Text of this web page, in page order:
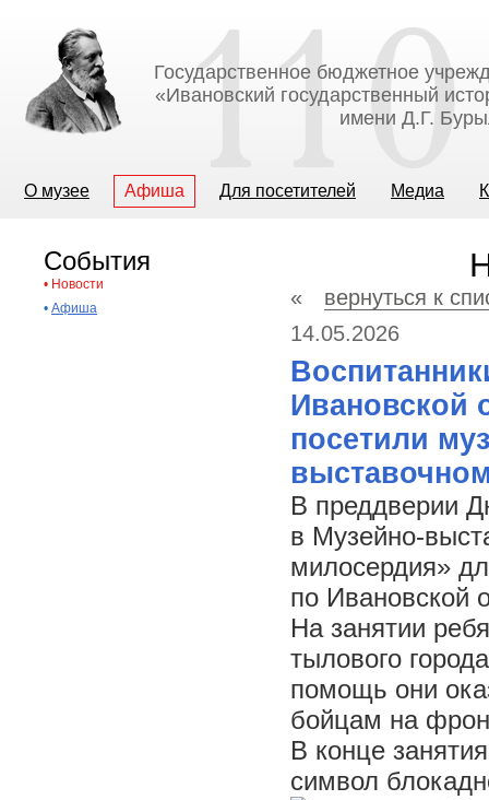
Государственное бюджетное
«Ивановский государственный
имени Д.Г.
О музее Афиша Для посетителей Медиа
События
• Новости
• Афиша « вернуться к
14.05.2026
Ивановской
посетили
В преддверии
в Музейно-
милосердия»
по Ивановской
На занятии
тылового
помощь они
бойцам на
В конце
символ